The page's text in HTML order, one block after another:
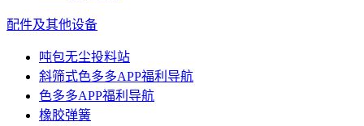
配件及其他设备
吨包无尘投料站
斜筛式色多多APP福利导航
色多多APP福利导航
橡胶弹簧